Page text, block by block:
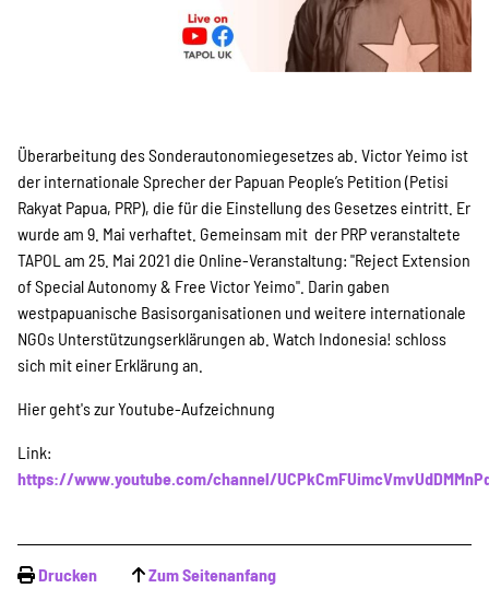
Newsletter abonnieren
Über uns
Transparenz
Kontakt
english
Indonesian
Überarbeitung des Sonderautonomiegesetzes ab. Victor Yeimo ist
der internationale Sprecher der Papuan People’s Petition (Petisi
Rakyat Papua, PRP), die für die Einstellung des Gesetzes eintritt. Er
wurde am 9. Mai verhaftet. Gemeinsam mit der PRP veranstaltete
TAPOL am 25. Mai 2021 die Online-Veranstaltung: "Reject Extension
of Special Autonomy & Free Victor Yeimo". Darin gaben
westpapuanische Basisorganisationen und weitere internationale
NGOs Unterstützungserklärungen ab. Watch Indonesia! schloss
sich mit einer Erklärung an.
Hier geht's zur Youtube-Aufzeichnung
Link:
https://www.youtube.com/channel/
Drucken Zum Seitenanfang